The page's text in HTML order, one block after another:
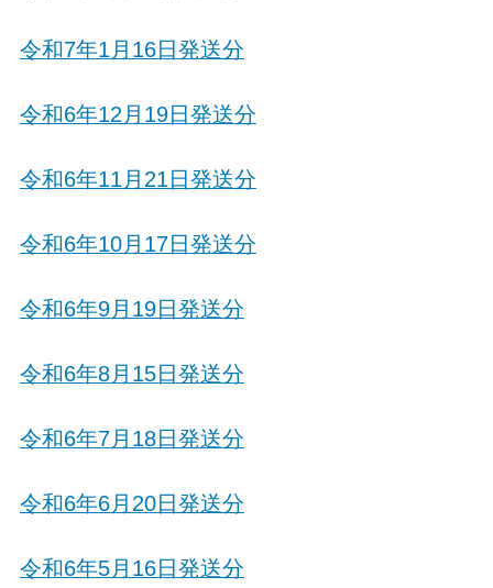
令和7年1月16日発送分
令和6年12月19日発送分
令和6年11月21日発送分
令和6年10月17日発送分
令和6年9月19日発送分
令和6年8月15日発送分
令和6年7月18日発送分
令和6年6月20日発送分
令和6年5月16日発送分